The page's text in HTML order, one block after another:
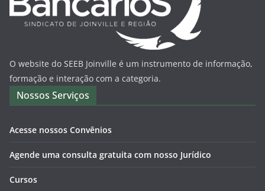
O website do SEEB Joinville é um instrumento de informação,
formação e interação com a categoria.
Nossos Serviços
Acesse nossos Convênios
Agende uma consulta gratuita com nosso Jurídico
Cursos